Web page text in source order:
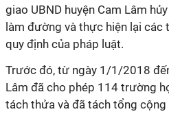
giao UBND huyện Cam Lâm
làm đường và thực hiện lại
quy định của pháp luật.
Trước đó, từ ngày 1/1/2018
Lâm đã cho phép 114 trường
tách thửa và đã tách tổng